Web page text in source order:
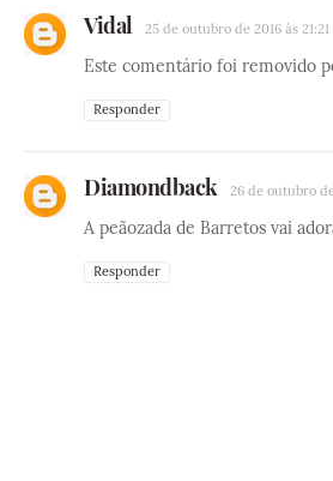
Vidal 25 de outubro de 2016 às 21:21
Este comentário foi removido
Responder
Diamondback 26 de outubro
A peãozada de Barretos vai
Responder